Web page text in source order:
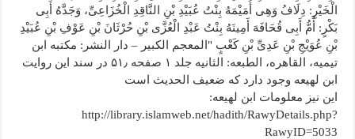
الْخَیْرِ: دِلَافُ وَهِی أُمَیْمَهُ بِنْتُ عُبَیْدِ بْنِ النَّاقِدِ الْخُزَاعِیِّ، وَجَدَّهُ أَبِی
بَکْرٍ: أُمُّ أَبِی قُحَافَهَ أَمِینَهُ بِنْتُ عَبْدِ الْعُزَّى بْنِ حُرْثَانَ بْنِ عَوْفِ بْنِ عُبَیْدِ
بْنِ عُوَیْجِ بْنِ عَدِیِّ بْنِ کَعْبٍ "المعجم الکبیر – دار النشر: مکتبه ابن
تیمیه، القاهره، الطبعه: الثانیه جلد ۱ صفحه ۵۱٫ در سند این روایت
ابن لهیعه وجود دارد که ضعیف الحدیث است
این نیز معلومات ابن لهیعه:
http://library.islamweb.net/hadith/RawyDetails.php?
RawyID=5033